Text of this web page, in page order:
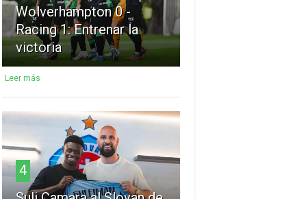
Wolverhampton 0 -
Racing 1: Entrenar la
victoria
Leer más
4